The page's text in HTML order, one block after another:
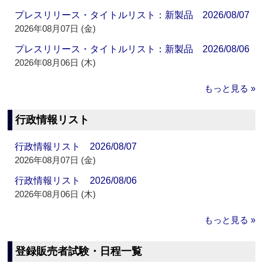
プレスリリース・タイトルリスト：新製品 2026/08/07
2026年08月07日 (金)
プレスリリース・タイトルリスト：新製品 2026/08/06
2026年08月06日 (木)
もっと見る »
行政情報リスト
行政情報リスト 2026/08/07
2026年08月07日 (金)
行政情報リスト 2026/08/06
2026年08月06日 (木)
もっと見る »
登録販売者試験・日程一覧